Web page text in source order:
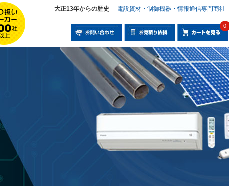
大正13年からの歴史 電設資材・制御機器・情報通信専門商社
0